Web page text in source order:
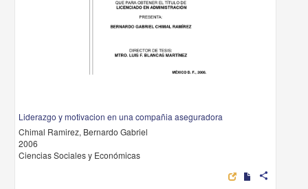
Liderazgo y motivacion en una compañia aseguradora
Chimal Ramirez, Bernardo Gabriel
2006
Ciencias Sociales y Económicas
share